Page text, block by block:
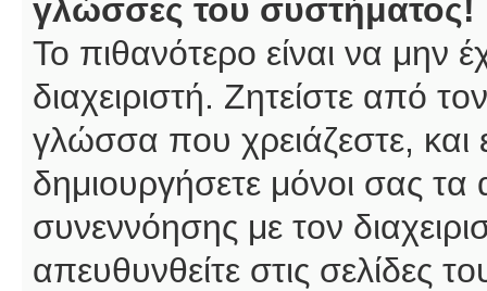
γλώσσες του συστήματος!
Το πιθανότερο είναι να μην
διαχειριστή. Ζητείστε από
γλώσσα που χρειάζεστε, και
δημιουργήσετε μόνοι σας
συνεννόησης με τον
απευθυνθείτε στις